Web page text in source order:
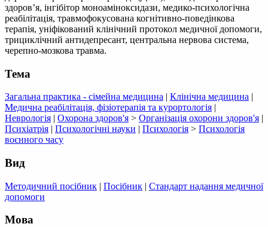
здоров’я, інгібітор моноаміноксидази, медико-психологічна
реабілітація, травмофокусована когнітивно-поведінкова
терапія, уніфікований клінічний протокол медичної допомоги,
трициклічний антидепресант, центральна нервова система,
черепно-мозкова травма.
Тема
Загальна практика - сімейна медицина | Клінічна медицина |
Медична реабілітація, фізіотерапія та курортологія |
Неврологія | Охорона здоров'я > Організація охорони здоров'я |
Психіатрія | Психологічні науки | Психологія > Психологія
воєнного часу
Вид
Методичний посібник | Посібник | Стандарт надання медичної
допомоги
Мова